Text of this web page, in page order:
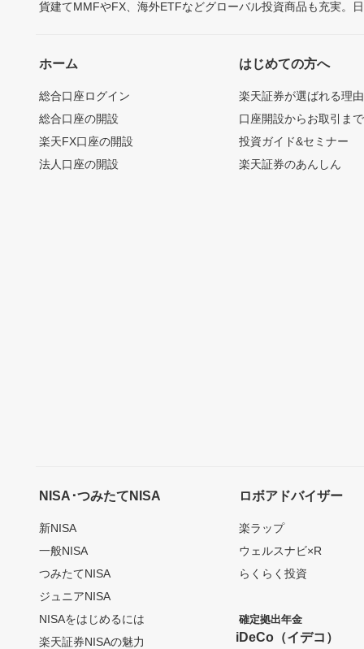
貨建てMMFやFX、海外ETFなどグローバル投資商品も充実。
ホーム
総合口座ログイン
総合口座の開設
楽天FX口座の開設
法人口座の開設
はじめての方へ
楽天証券が選ばれる理由
口座開設からお取引ま
投資ガイド&セミナー
楽天証券のあんしん
NISA･つみたてNISA
新NISA
一般NISA
つみたてNISA
ジュニアNISA
NISAをはじめるには
楽天証券NISAの魅力
ロボアドバイザー
楽ラップ
ウェルスナビ×R
らくらく投資
確定拠出年金
iDeCo（イデコ）